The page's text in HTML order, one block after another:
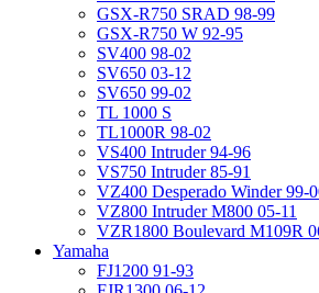
GSX-R750 SRAD 98-99
GSX-R750 W 92-95
SV400 98-02
SV650 03-12
SV650 99-02
TL 1000 S
TL1000R 98-02
VS400 Intruder 94-96
VS750 Intruder 85-91
VZ400 Desperado Winder 99-
VZ800 Intruder M800 05-11
VZR1800 Boulevard M109R
Yamaha
FJ1200 91-93